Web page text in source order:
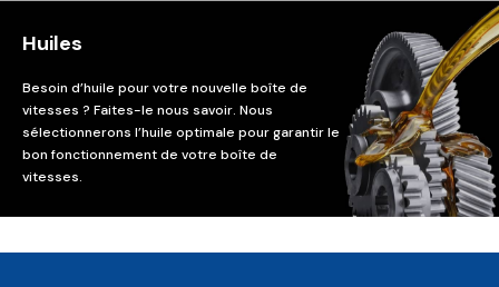
Huiles
Besoin d’huile pour votre nouvelle boîte de
vitesses ? Faites-le nous savoir. Nous
sélectionnerons l’huile optimale pour garantir le
bon fonctionnement de votre boîte de
vitesses.